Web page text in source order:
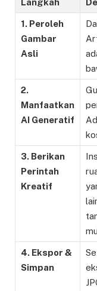
Langkah
1. Peroleh
Gambar
Asli
2.
Manfaatkan
AI Generatif
3. Berikan
Perintah
Kreatif
4. Ekspor &
Simpan